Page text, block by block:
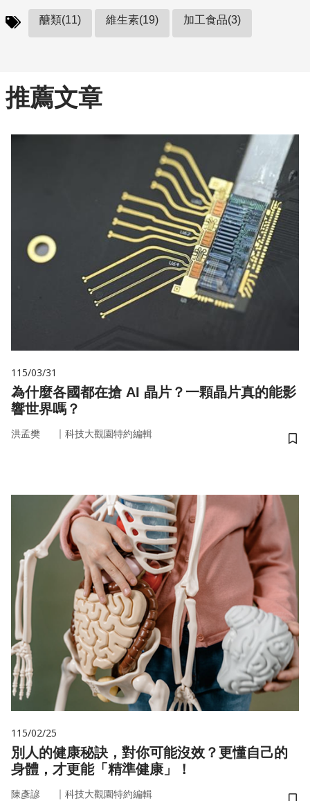
醣類(11) 維生素(19) 加工食品(3)
推薦文章
115/03/31
為什麼各國都在搶 AI 晶片？一顆晶片真的能影
響世界嗎？
洪孟樊 ｜ 科技大觀園特約編輯
儲
115/02/25
別人的健康秘訣，對你可能沒效？更懂自己的
身體，才更能「精準健康」！
陳彥諺 ｜ 科技大觀園特約編輯